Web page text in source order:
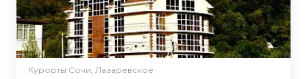
Курорты Сочи, Лазаревское